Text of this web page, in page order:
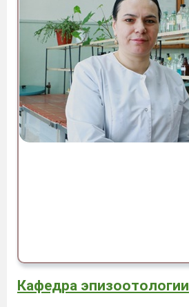
Кафедра эпизоотологии